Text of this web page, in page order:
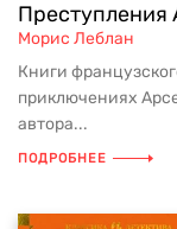
Преступления
Морис Леблан
Книги
приключениях
автора...
ПОДРОБНЕЕ